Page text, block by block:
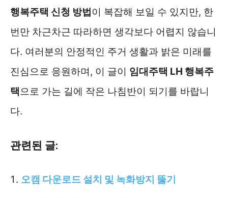
행복주택 신청 방법 이 복잡해 보일 수 있지만, 한
번만 차근차근 따라하면 생각보다 어렵지 않습니
다. 여러분의 안정적인 주거 생활과 밝은 미래를
진심으로 응원하며, 이 글이 임대주택 LH 행복주
택으로 가는 길에 작은 나침반이 되기를 바랍니
다.
관련된 글:
오캠 다운로드 설치 및 녹화방지 뚫기